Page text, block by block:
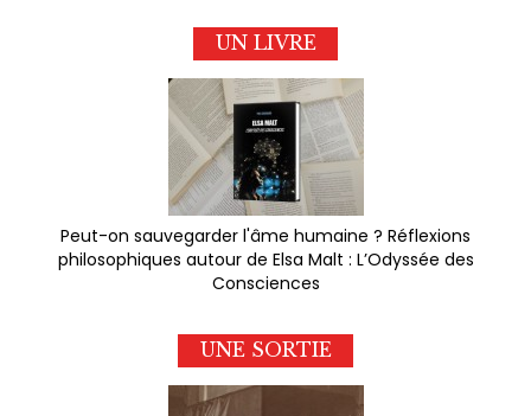
UN LIVRE
Peut-on sauvegarder l'âme humaine ? Réflexions
philosophiques autour de Elsa Malt : L’Odyssée des
Consciences
UNE SORTIE